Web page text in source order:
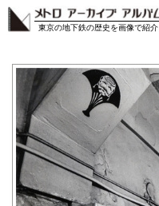
東京の地下鉄の歴史を画像で紹介